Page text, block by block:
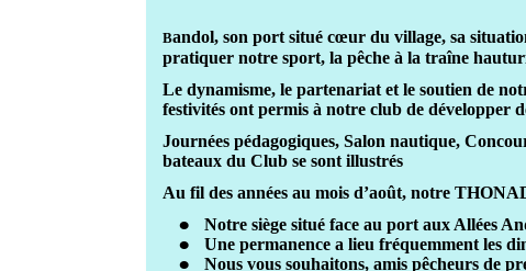
Bandol, son port situé cœur du village, sa
pratiquer notre sport, la pêche à la traîne
Le dynamisme, le partenariat et le soutien de
festivités ont permis à notre club de développer
Journées pédagogiques, Salon nautique,
bateaux du Club se sont illustrés
Au fil des années au mois d’août, notre
•
Notre siège situé face au port aux Allées
•
Une permanence a lieu fréquemment les
•
Nous vous souhaitons, amis pêcheurs de